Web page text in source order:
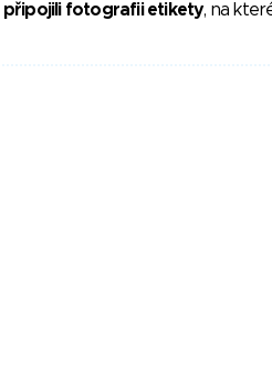
připojili fotografii etikety, na